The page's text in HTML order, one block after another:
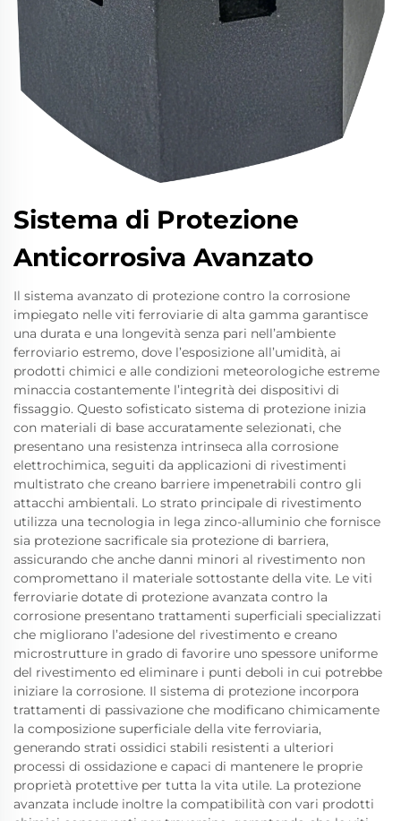
Sistema di Protezione
Anticorrosiva Avanzato
Il sistema avanzato di protezione contro la corrosione
impiegato nelle viti ferroviarie di alta gamma garantisce
una durata e una longevità senza pari nell’ambiente
ferroviario estremo, dove l’esposizione all’umidità, ai
prodotti chimici e alle condizioni meteorologiche estreme
minaccia costantemente l’integrità dei dispositivi di
fissaggio. Questo sofisticato sistema di protezione inizia
con materiali di base accuratamente selezionati, che
presentano una resistenza intrinseca alla corrosione
elettrochimica, seguiti da applicazioni di rivestimenti
multistrato che creano barriere impenetrabili contro gli
attacchi ambientali. Lo strato principale di rivestimento
utilizza una tecnologia in lega zinco-alluminio che fornisce
sia protezione sacrificale sia protezione di barriera,
assicurando che anche danni minori al rivestimento non
compromettano il materiale sottostante della vite. Le viti
ferroviarie dotate di protezione avanzata contro la
corrosione presentano trattamenti superficiali specializzati
che migliorano l’adesione del rivestimento e creano
microstrutture in grado di favorire uno spessore uniforme
del rivestimento ed eliminare i punti deboli in cui potrebbe
iniziare la corrosione. Il sistema di protezione incorpora
trattamenti di passivazione che modificano chimicamente
la composizione superficiale della vite ferroviaria,
generando strati ossidici stabili resistenti a ulteriori
processi di ossidazione e capaci di mantenere le proprie
proprietà protettive per tutta la vita utile. La protezione
avanzata include inoltre la compatibilità con vari prodotti